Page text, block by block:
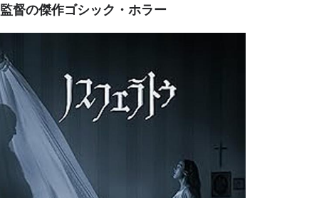
督の傑作ゴシック・ホラー